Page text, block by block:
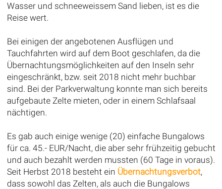
Wasser und schneeweissem Sand lieben, ist es die
Reise wert.
Bei einigen der angebotenen Ausflügen und
Tauchfahrten wird auf dem Boot geschlafen, da die
Übernachtungsmöglichkeiten auf den Inseln sehr
eingeschränkt, bzw. seit 2018 nicht mehr buchbar
sind. Bei der Parkverwaltung konnte man sich bereits
aufgebaute Zelte mieten, oder in einem Schlafsaal
nächtigen.
Es gab auch einige wenige (20) einfache Bungalows
für ca. 45.- EUR/Nacht, die aber sehr frühzeitig gebucht
und auch bezahlt werden mussten (60 Tage in voraus).
Seit Herbst 2018 besteht ein Übernachtungsverbot,
dass sowohl das Zelten, als auch die Bungalows